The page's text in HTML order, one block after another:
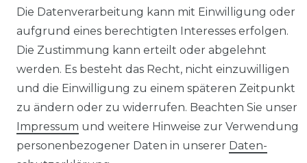
There are no reviews yet.
Die Datenverarbeitung kann mit Einwilligung oder
aufgrund eines berechtigten Interesses erfolgen.
Die Zustimmung kann erteilt oder abgelehnt
werden. Es besteht das Recht, nicht einzuwilligen
und die Einwilligung zu einem späteren Zeitpunkt
zu ändern oder zu widerrufen. Beachten Sie unser
Impressum und weitere Hinweise zur Verwendung
personenbezogener Daten in unserer Daten­